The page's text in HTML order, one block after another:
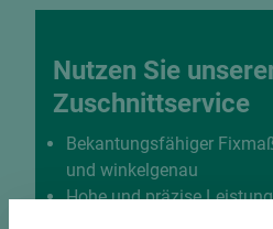
Nutzen Sie
Zuschnittservice
Bekantungsfähiger
und winkelgenau
Hohe und präzise